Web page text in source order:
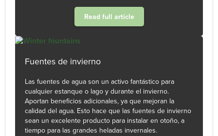
Read full article
Fuentes de invierno
Las fuentes de agua son un activo fantástico para
cualquier estanque o lago y durante el invierno.
Aportan beneficios adicionales, ya que mejoran la
calidad del agua. Esto hace que las fuentes de invierno
sean un excelente producto para instalar en otoño, a
tiempo para las grandes heladas invernales.